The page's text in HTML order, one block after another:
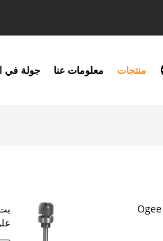
منتجات معلومات عنا جولة في